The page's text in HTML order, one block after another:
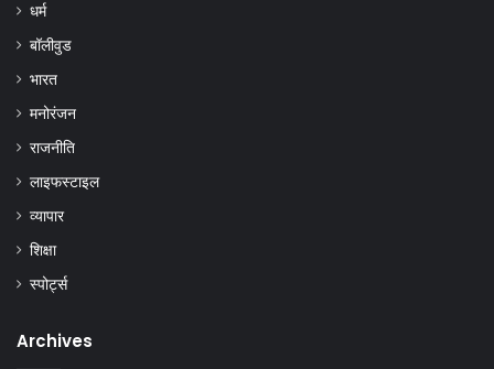
धर्म
बॉलीवुड
भारत
मनोरंजन
राजनीति
लाइफस्टाइल
व्यापार
शिक्षा
स्पोर्ट्स
Archives